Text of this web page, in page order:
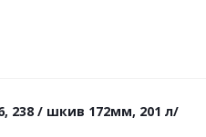
238 / шкив 172мм, 201 л/